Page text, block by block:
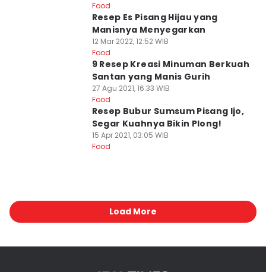
Food
Resep Es Pisang Hijau yang
Manisnya Menyegarkan
12 Mar 2022, 12:52 WIB
Food
9 Resep Kreasi Minuman Berkuah
Santan yang Manis Gurih
27 Agu 2021, 16:33 WIB
Food
Resep Bubur Sumsum Pisang Ijo,
Segar Kuahnya Bikin Plong!
15 Apr 2021, 03:05 WIB
Food
Load More